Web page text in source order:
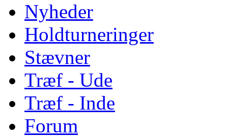
Nyheder
Holdturneringer
Stævner
Træf - Ude
Træf - Inde
Forum